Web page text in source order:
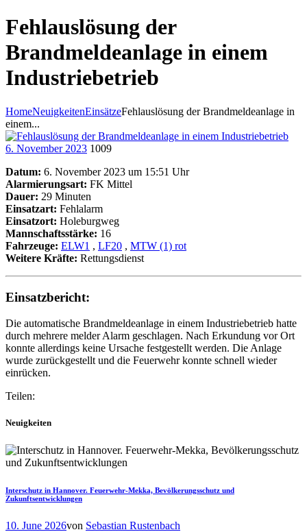
Fehlauslösung der
Brandmeldeanlage in einem
Industriebetrieb
HomeNeuigkeitenEinsätzeFehlauslösung der Brandmeldeanlage in
einem...
6. November 2023 1009
Datum: 6. November 2023 um 15:51 Uhr
Alarmierungsart: FK Mittel
Dauer: 29 Minuten
Einsatzart: Fehlalarm
Einsatzort: Holeburgweg
Mannschaftsstärke: 16
Fahrzeuge: ELW1 , LF20 , MTW (1) rot
Weitere Kräfte: Rettungsdienst
Einsatzbericht:
Die automatische Brandmeldeanlage in einem Industriebetrieb hatte
durch mehrere melder Alarm geschlagen. Nach Erkundung vor Ort
konnte allerdings keine Ursache festgestellt werden. Die Anlage
wurde zurückgestellt und die Feuerwehr konnte schnell wieder
einrücken.
Teilen:
Neuigkeiten
Interschutz in Hannover. Feuerwehr-Mekka, Bevölkerungsschutz und
Zukunftsentwicklungen
10. June 2026von Sebastian Rustenbach